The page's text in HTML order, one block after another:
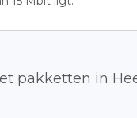
pakketten in